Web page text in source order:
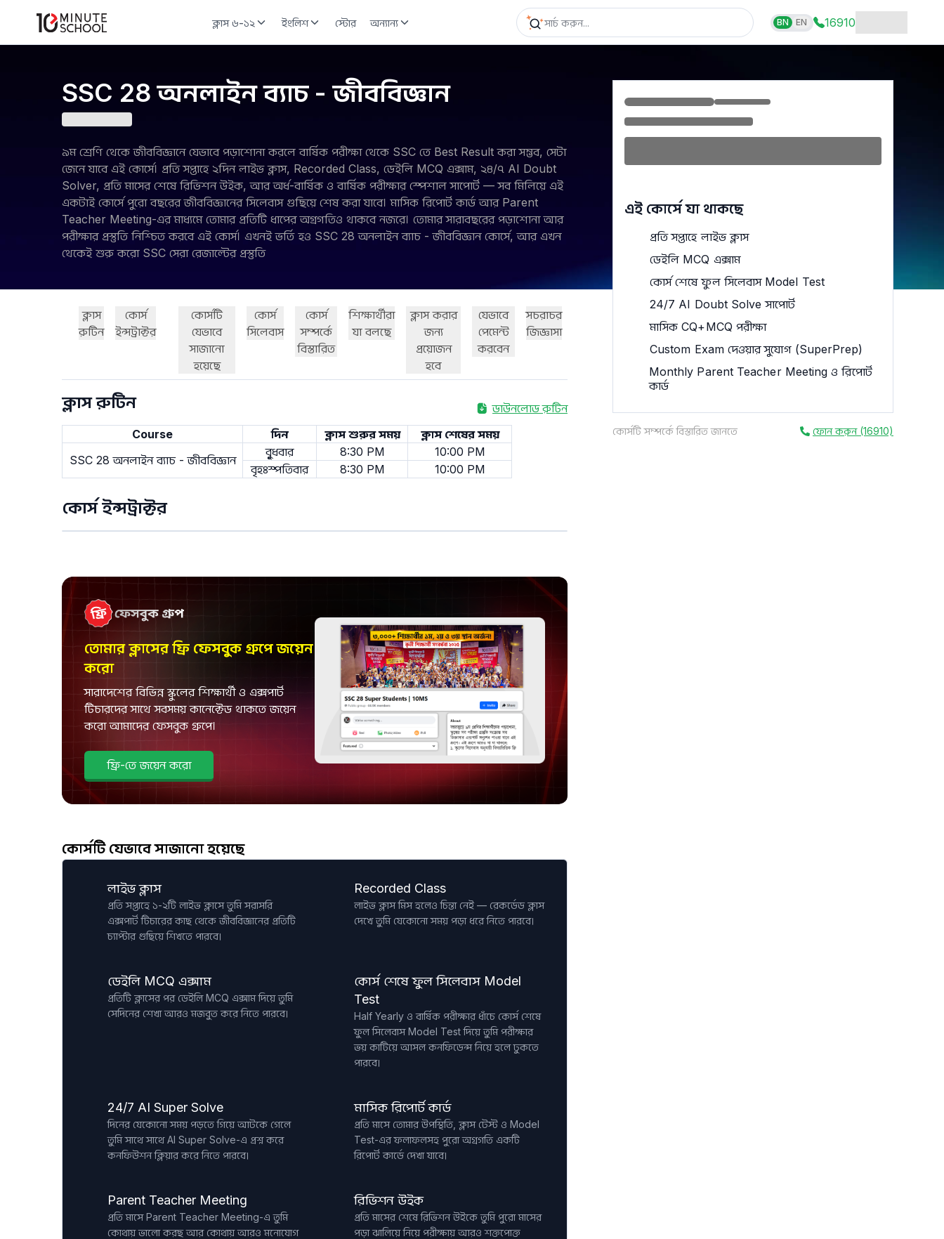
ক্লাস ৬-১২ ইংলিশ স্টোর অন্যান্য BN EN 16910
SSC 28 অনলাইন ব্যাচ - জীববিজ্ঞান
৯ম শ্রেণি থেকে জীববিজ্ঞানে যেভাবে পড়াশোনা করলে বার্ষিক পরীক্ষা থেকে SSC তে Best Result করা সম্ভব, সেটা
জেনে যাবে এই কোর্সে। প্রতি সপ্তাহে ২দিন লাইভ ক্লাস, Recorded Class, ডেইলি MCQ এক্সাম, ২৪/৭ AI Doubt
Solver, প্রতি মাসের শেষে রিভিশন উইক, আর অর্ধ-বার্ষিক ও বার্ষিক পরীক্ষার স্পেশাল সাপোর্ট — সব মিলিয়ে এই
একটাই কোর্সে পুরো বছরের জীববিজ্ঞানের সিলেবাস গুছিয়ে শেষ করা যাবে। মাসিক রিপোর্ট কার্ড আর Parent
Teacher Meeting-এর মাধ্যমে তোমার প্রতিটি ধাপের অগ্রগতিও থাকবে নজরে। তোমার সারাবছরের পড়াশোনা আর
পরীক্ষার প্রস্তুতি নিশ্চিত করবে এই কোর্স। এখনই ভর্তি হও SSC 28 অনলাইন ব্যাচ - জীববিজ্ঞান কোর্সে, আর এখন
থেকেই শুরু করো SSC সেরা রেজাল্টের প্রস্তুতি
এই কোর্সে যা থাকছে
প্রতি সপ্তাহে লাইভ ক্লাস
ডেইলি MCQ এক্সাম
কোর্স শেষে ফুল সিলেবাস Model Test
24/7 AI Doubt Solve সাপোর্ট
মাসিক CQ+MCQ পরীক্ষা
Custom Exam দেওয়ার সুযোগ (SuperPrep)
Monthly Parent Teacher Meeting ও রিপোর্ট
কার্ড
কোর্সটি সম্পর্কে বিস্তারিত জানতে ফোন করুন (16910)
ক্লাস
রুটিন
কোর্স
ইন্সট্রাক্টর
কোর্সটি
যেভাবে
সাজানো
হয়েছে
কোর্স
সিলেবাস
কোর্স
সম্পর্কে
বিস্তারিত
শিক্ষার্থীরা
যা বলছে
ক্লাস করার
জন্য
প্রয়োজন
হবে
যেভাবে
পেমেন্ট
করবেন
সচরাচর
জিজ্ঞাসা
ক্লাস রুটিন
ডাউনলোড রুটিন
Course
দিন ক্লাস শুরুর সময়
ক্লাস শেষের সময়
SSC 28 অনলাইন ব্যাচ - জীববিজ্ঞান
বৃুধবার 8:30 PM
10:00 PM
বৃহঃস্পতিবার
8:30 PM 10:00 PM
কোর্স ইন্সট্রাক্টর
তোমার ক্লাসের ফ্রি ফেসবুক গ্রুপে জয়েন
করো
সারাদেশের বিভিন্ন স্কুলের শিক্ষার্থী ও এক্সপার্ট
টিচারদের সাথে সবসময় কানেক্টেড থাকতে জয়েন
করো আমাদের ফেসবুক গ্রুপে।
ফ্রি-তে জয়েন করো
কোর্সটি যেভাবে সাজানো হয়েছে
লাইভ ক্লাস
প্রতি সপ্তাহে ১-২টি লাইভ ক্লাসে তুমি সরাসরি
এক্সপার্ট টিচারের কাছ থেকে জীববিজ্ঞানের প্রতিটি
চ্যাপ্টার গুছিয়ে শিখতে পারবে।
Recorded Class
লাইভ ক্লাস মিস হলেও চিন্তা নেই — রেকর্ডেড ক্লাস
দেখে তুমি যেকোনো সময় পড়া ধরে নিতে পারবে।
ডেইলি MCQ এক্সাম
প্রতিটি ক্লাসের পর ডেইলি MCQ এক্সাম দিয়ে তুমি
সেদিনের শেখা আরও মজবুত করে নিতে পারবে।
কোর্স শেষে ফুল সিলেবাস Model
Test
Half Yearly ও বার্ষিক পরীক্ষার ধাঁচে কোর্স শেষে
ফুল সিলেবাস Model Test দিয়ে তুমি পরীক্ষার
ভয় কাটিয়ে আসল কনফিডেন্স নিয়ে হলে ঢুকতে
পারবে।
24/7 AI Super Solve
দিনের যেকোনো সময় পড়তে গিয়ে আটকে গেলে
তুমি সাথে সাথে AI Super Solve-এ প্রশ্ন করে
কনফিউশন ক্লিয়ার করে নিতে পারবে।
মাসিক রিপোর্ট কার্ড
প্রতি মাসে তোমার উপস্থিতি, ক্লাস টেস্ট ও Model
Test-এর ফলাফলসহ পুরো অগ্রগতি একটি
রিপোর্ট কার্ডে দেখা যাবে।
Parent Teacher Meeting
প্রতি মাসে Parent Teacher Meeting-এ তুমি
কোথায় ভালো করছ আর কোথায় আরও মনোযোগ
রিভিশন উইক
প্রতি মাসের শেষে রিভিশন উইকে তুমি পুরো মাসের
পড়া ঝালিয়ে নিয়ে পরীক্ষায় আরও শক্তপোক্ত